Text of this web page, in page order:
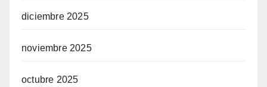
diciembre 2025
noviembre 2025
octubre 2025